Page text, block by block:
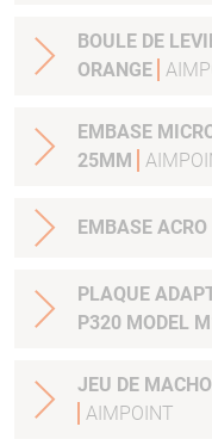
BOULE DE
ORANGE
EMBASE
25MM
EMBASE
PLAQUE
P320 MODEL
JEU DE
AIMPOINT